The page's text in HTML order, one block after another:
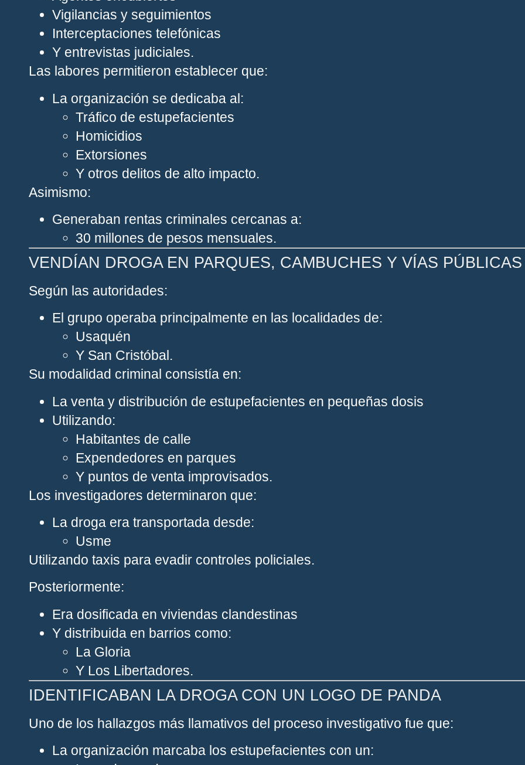
Vigilancias y seguimientos
Interceptaciones telefónicas
Y entrevistas judiciales.
Las labores permitieron establecer que:
La organización se dedicaba al:
Tráfico de estupefacientes
Homicidios
Extorsiones
Y otros delitos de alto impacto.
Asimismo:
Generaban rentas criminales cercanas a:
30 millones de pesos mensuales.
VENDÍAN DROGA EN PARQUES, CAMBUCHES Y VÍAS PÚBLICAS
Según las autoridades:
El grupo operaba principalmente en las localidades de:
Usaquén
Y San Cristóbal .
Su modalidad criminal consistía en:
La venta y distribución de estupefacientes en pequeñas dosis
Utilizando:
Habitantes de calle
Expendedores en parques
Y puntos de venta improvisados.
Los investigadores determinaron que:
La droga era transportada desde:
Usme
Utilizando taxis para evadir controles policiales.
Posteriormente:
Era dosificada en viviendas clandestinas
Y distribuida en barrios como:
La Gloria
Y Los Libertadores.
IDENTIFICABAN LA DROGA CON UN LOGO DE PANDA
Uno de los hallazgos más llamativos del proceso investigativo fue que:
La organización marcaba los estupefacientes con un: